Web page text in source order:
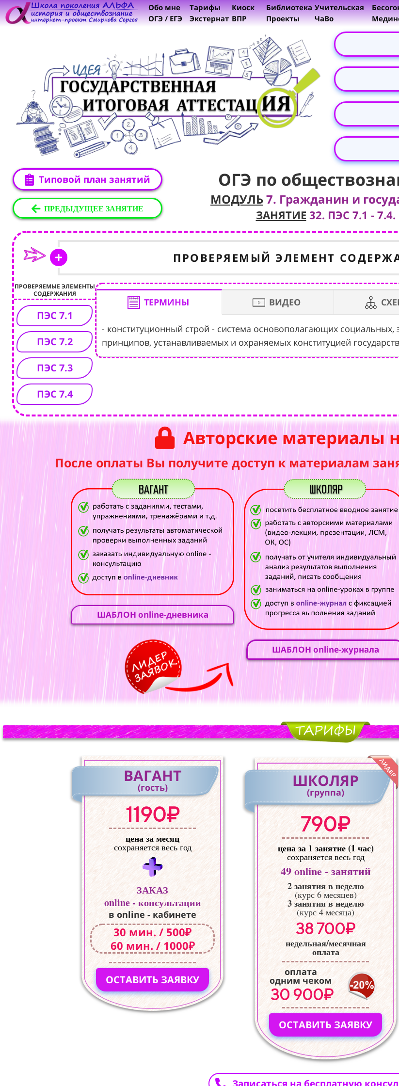
Обо мне
ОГЭ / ЕГЭ
Тарифы
Экстернат
Киоск
ВПР
Библиотека
Проекты
Учительская
ЧаВо
Типовой план занятий
ПРЕДЫДУЩЕЕ ЗАНЯТИЕ
ОГЭ по
МОДУЛЬ7. Гражданин и
ЗАНЯТИЕ 32. ПЭС 7.1 - 7.4.
ПРОВЕРЯЕМЫЙ ЭЛЕМЕНТ
ПРОВЕРЯЕМЫЕ ЭЛЕМЕНТЫ
СОДЕРЖАНИЯ
ПЭС 7.1
ПЭС 7.2
ПЭС 7.3
ПЭС 7.4
ТЕРМИНЫ ВИДЕО
- конституционный строй - система основополагающих социальных,
принципов, устанавливаемых и охраняемых конституцией
Авторские материалы
После оплаты Вы получите доступ к материалам
ШАБЛОН online-дневника
ШАБЛОН online-журнала
ВАГАНТ
(гость)
1190₽
цена за месяц
сохраняется весь год
ЗАКАЗ
online - консультации
в online - кабинете
30 мин. / 500₽
60 мин. / 1000₽
ОСТАВИТЬ ЗАЯВКУ
ШКОЛЯР
(группа)
790₽
цена за 1 занятие (1 час)
сохраняется весь год
49online - занятий
2 занятия в неделю
(курс 6 месяцев)
3 занятия в неделю
(курс 4 месяца)
38 700₽
недельная/месячная
оплата
оплата
одним чеком
30 900₽
ОСТАВИТЬ ЗАЯВКУ